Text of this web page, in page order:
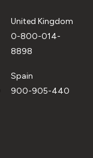
United Kingdom
0-800-014-
8898
Spain
900-905-440